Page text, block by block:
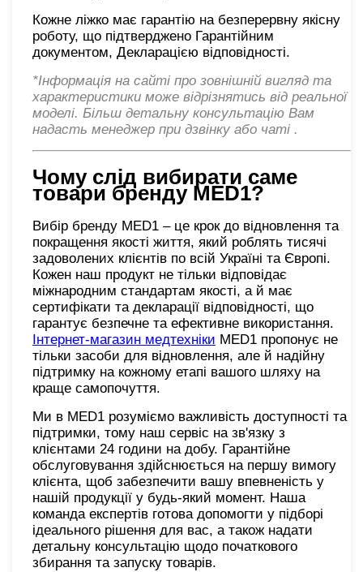
Кожне ліжко має гарантію на безперервну якісну
роботу, що підтверджено Гарантійним
документом, Декларацією відповідності.
*Інформація на сайті про зовнішній вигляд та
характеристики може відрізнятись від реальної
моделі. Більш детальну консультацію Вам
надасть менеджер при дзвінку або чаті .
Чому слід вибирати саме
товари бренду MED1?
Вибір бренду MED1 – це крок до відновлення та
покращення якості життя, який роблять тисячі
задоволених клієнтів по всій Україні та Європі.
Кожен наш продукт не тільки відповідає
міжнародним стандартам якості, а й має
сертифікати та декларації відповідності, що
гарантує безпечне та ефективне використання.
Інтернет-магазин медтехніки MED1 пропонує не
тільки засоби для відновлення, але й надійну
підтримку на кожному етапі вашого шляху на
краще самопочуття.
Ми в MED1 розуміємо важливість доступності та
підтримки, тому наш сервіс на зв'язку з
клієнтами 24 години на добу. Гарантійне
обслуговування здійснюється на першу вимогу
клієнта, щоб забезпечити вашу впевненість у
нашій продукції у будь-який момент. Наша
команда експертів готова допомогти у підборі
ідеального рішення для вас, а також надати
детальну консультацію щодо початкового
збирання та запуску товарів.